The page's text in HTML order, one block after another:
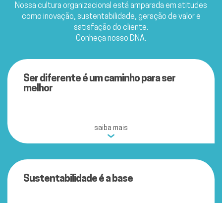
Nossa cultura organizacional está amparada em atitudes
como inovação, sustentabilidade, geração de valor e
satisfação do cliente.
Conheça nosso DNA.
Ser diferente é um caminho para ser
melhor
saiba mais
Sustentabilidade é a base